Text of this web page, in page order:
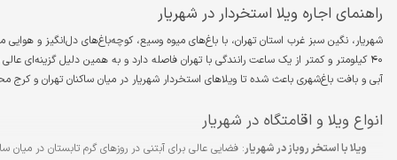
راهنمای اجاره ویلا استخردار در شهریار
شهریار، نگین سبز غرب استان تهران، با باغ‌های میوه وسیع، کوچه‌باغ‌های دل‌انگیز و
۴۰ کیلومتر و کمتر از یک ساعت رانندگی با تهران فاصله دارد و به همین دلیل
آبی و بافت باغ‌شهری باعث شده تا ویلاهای استخردار شهریار در میان ساکنان تهران و کرج
انواع ویلا و اقامتگاه در شهریار
ویلا با استخر روباز در شهریار: فضایی عالی برای آبتنی در روزهای گرم تابستان در میان